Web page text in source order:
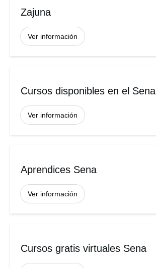
Zajuna
Ver información
Cursos disponibles en el Sena
Ver información
Aprendices Sena
Ver información
Cursos gratis virtuales Sena